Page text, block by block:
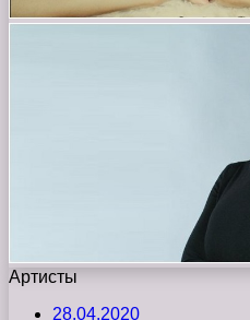
Артисты
28.04.2020